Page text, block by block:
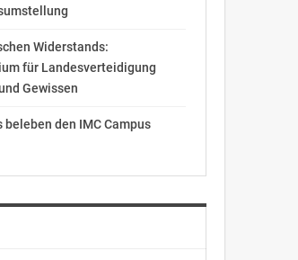
Widerstands:
für Landesverteidigung
Gewissen
beleben den IMC Campus